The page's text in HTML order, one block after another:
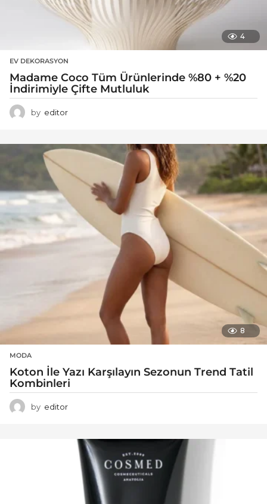
4
EV DEKORASYON
Madame Coco Tüm Ürünlerinde %80 + %20
İndirimiyle Çifte Mutluluk
by editor
8
MODA
Koton İle Yazı Karşılayın Sezonun Trend Tatil
Kombinleri
by editor